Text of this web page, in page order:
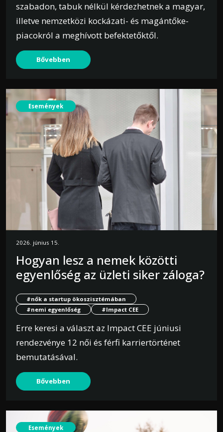
szabadon, tabuk nélkül kérdezhetnek a magyar,
illetve nemzetközi kockázati- és magántőke-
piacokról a meghívott befektetőktől.
Bővebben
Események
2026. június 15.
Hogyan lesz a nemek közötti
egyenlőség az üzleti siker záloga?
#nők a startup ökoszisztémában
#nemi egyenlőség
#Impact CEE
Erre keresi a választ az Impact CEE júniusi
rendezvénye 12 női és férfi karriertörténet
bemutatásával.
Bővebben
Események